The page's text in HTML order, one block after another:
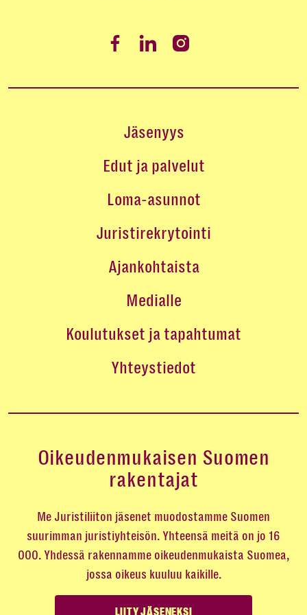
Jäsenyys
Edut ja palvelut
Loma-asunnot
Juristirekrytointi
Ajankohtaista
Medialle
Koulutukset ja tapahtumat
Yhteystiedot
Oikeudenmukaisen Suomen
rakentajat
Me Juristiliiton jäsenet muodostamme Suomen
suurimman juristiyhteisön. Yhteensä meitä on jo 16
000. Yhdessä rakennamme oikeudenmukaista Suomea,
jossa oikeus kuuluu kaikille.
LIITY JÄSENEKSI